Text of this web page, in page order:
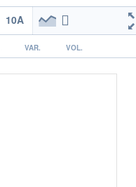
10A
VAR. VOL.